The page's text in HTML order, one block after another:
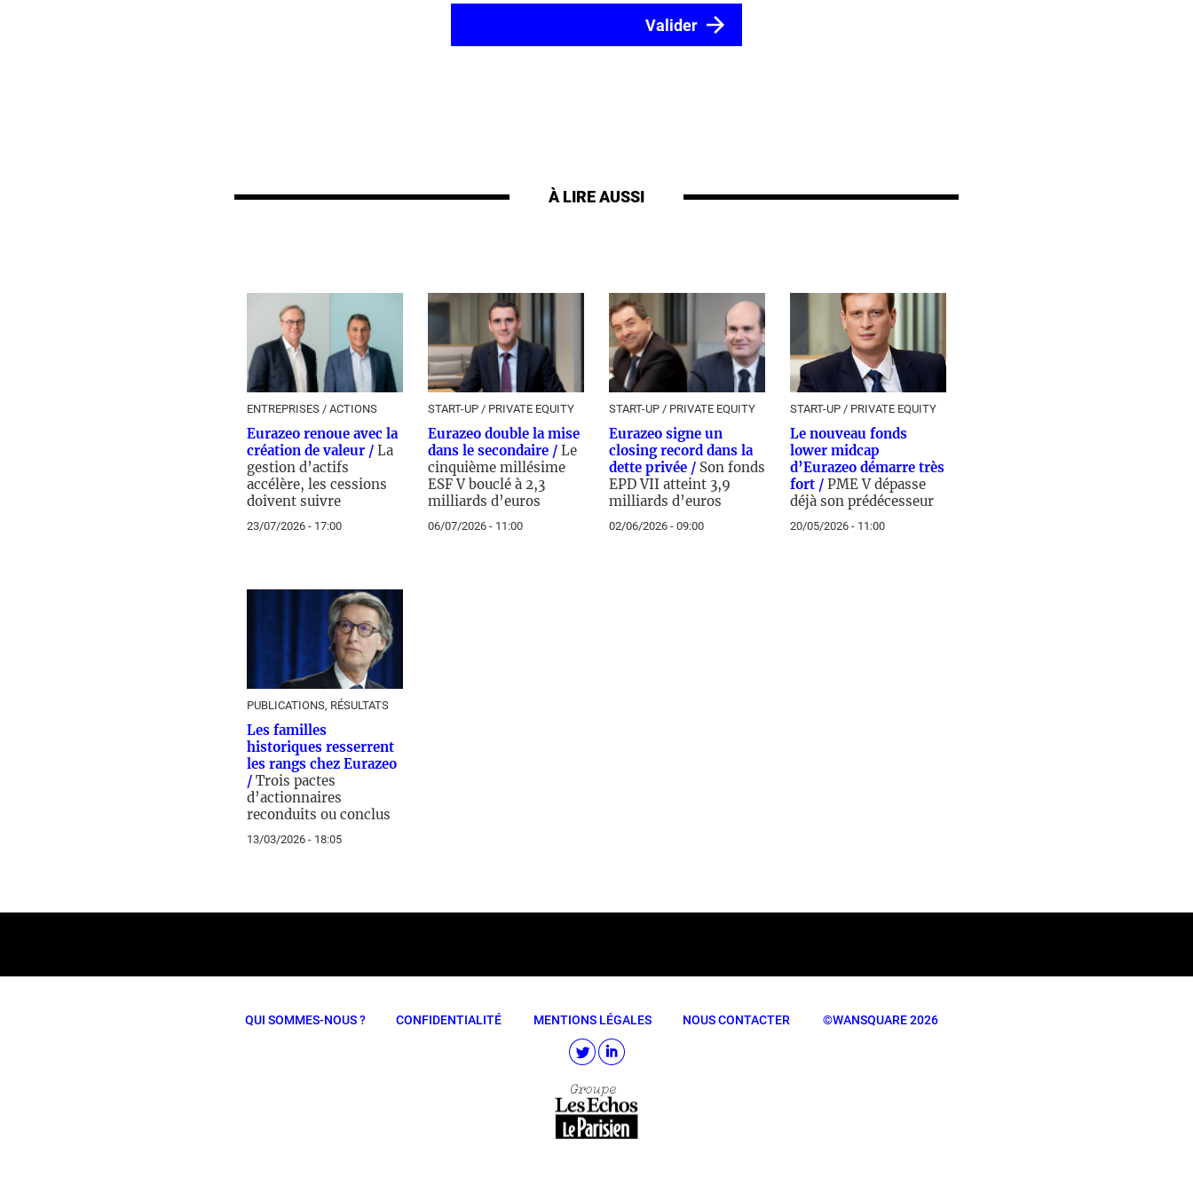
À LIRE AUSSI
ENTREPRISES / ACTIONS
Eurazeo renoue avec la
création de valeur / La
gestion d’actifs
accélère, les cessions
doivent suivre
23/07/2026 - 17:00
START-UP / PRIVATE EQUITY
Eurazeo double la mise
dans le secondaire / Le
cinquième millésime
ESF V bouclé à 2,3
milliards d’euros
06/07/2026 - 11:00
START-UP / PRIVATE EQUITY
Eurazeo signe un
closing record dans la
dette privée / Son fonds
EPD VII atteint 3,9
milliards d’euros
02/06/2026 - 09:00
START-UP / PRIVATE EQUITY
Le nouveau fonds
lower midcap
d’Eurazeo démarre très
fort / PME V dépasse
déjà son prédécesseur
20/05/2026 - 11:00
PUBLICATIONS, RÉSULTATS
Les familles
historiques resserrent
les rangs chez Eurazeo
/ Trois pactes
d’actionnaires
reconduits ou conclus
13/03/2026 - 18:05
QUI SOMMES-NOUS ? CONFIDENTIALITÉ MENTIONS LÉGALES NOUS CONTACTER ©WANSQUARE 2026